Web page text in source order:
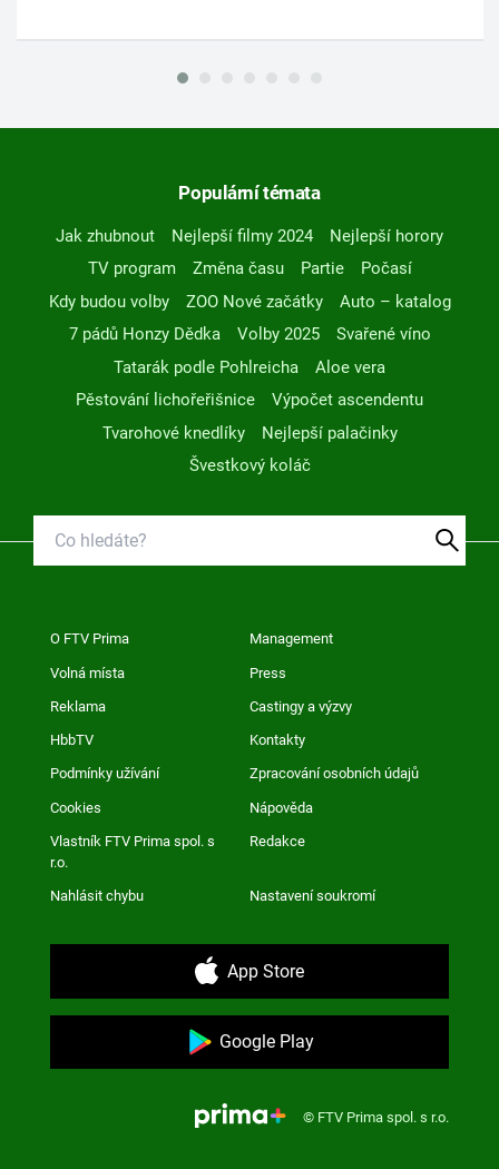
Populární témata
Jak zhubnout Nejlepší filmy 2024
Nejlepší horory
TV program
Změna času Partie
Počasí
Kdy budou volby
ZOO Nové začátky
Auto – katalog
7 pádů Honzy Dědka
Volby 2025
Svařené víno
Tatarák podle Pohlreicha
Aloe vera
Pěstování lichořeřišnice
Výpočet ascendentu
Tvarohové knedlíky
Nejlepší palačinky
Švestkový koláč
O FTV Prima Management
Volná místa Press
Reklama Castingy a výzvy
HbbTV Kontakty
Podmínky užívání Zpracování osobních údajů
Cookies Nápověda
Vlastník FTV Prima spol. s
r.o.
Redakce
Nahlásit chybu Nastavení soukromí
App Store
Google Play
© FTV Prima spol. s r.o.